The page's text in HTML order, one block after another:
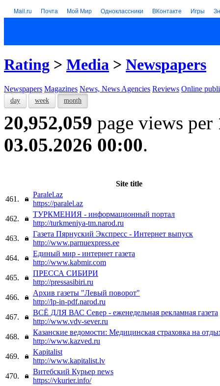
Mail.ru Почта Мой Мир Одноклассники ВКонтакте Игры
Rating > Media > Newspapers
Newspapers Magazines News, News Agencies Reviews Online
day week month
20,952,059 page views per
03.05.2026 00:00.
Site title
461.
Paralel.az
https://paralel.az
462.
ТУРКМЕНИЯ - информационный портал
http://turkmeniya-tm.narod.ru
463.
Газета Пярнуский Экспресс - Интернет выпуск
http://www.parnuexpress.ee
464.
Единый мир - интернет газета
http://www.kabmir.com
465.
ПРЕССА СИБИРИ
http://pressasibiri.ru
466.
Архив газеты "Левый поворот"
http://lp-in-pdf.narod.ru
467.
ВСЁ ДЛЯ ВАС Север - еженедельная рекламная газета
http://www.vdv-sever.ru
468.
Казанские ведомости: Медицинская страховка на
http://www.kazved.ru
469.
Kapitalist
http://www.kapitalist.lv
470.
Витебский Курьер news
https://vkurier.info/